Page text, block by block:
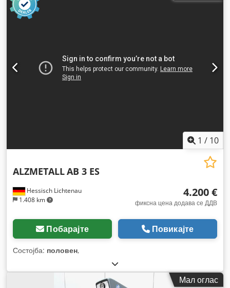
1 / 10
Hessisch Lichtenau
1.408 km
ALZMETALLAB 3 ES
4.200 €
фиксна цена додава се ДДВ
Побарајте Повикајте
Состојба: половен,
Мал оглас